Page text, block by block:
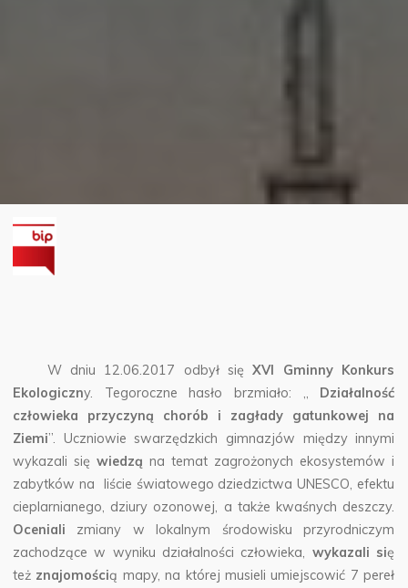
W dniu 12.06.2017 odbył sięXVI Gminny Konkurs
Ekologiczny. Tegoroczne hasło brzmiało: ,, Działalność
człowieka przyczyną chorób i zagłady gatunkowej na
Ziemi”. Uczniowie swarzędzkich gimnazjów między innymi
wykazali sięwiedzą na temat zagrożonych ekosystemów i
zabytków na liście światowego dziedzictwa UNESCO, efektu
cieplarnianego, dziury ozonowej, a także kwaśnych deszczy.
Oceniali zmiany w lokalnym środowisku przyrodniczym
zachodzące w wyniku działalności człowieka, wykazali się
też znajomością mapy, na której musieli umiejscowić 7 pereł